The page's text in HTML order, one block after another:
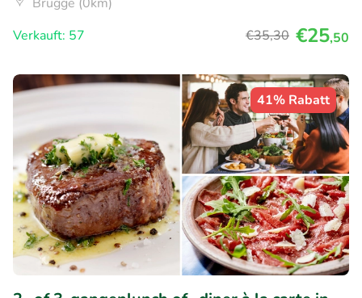
Verkauft: 57
€35,30 €25,50
41% Rabatt